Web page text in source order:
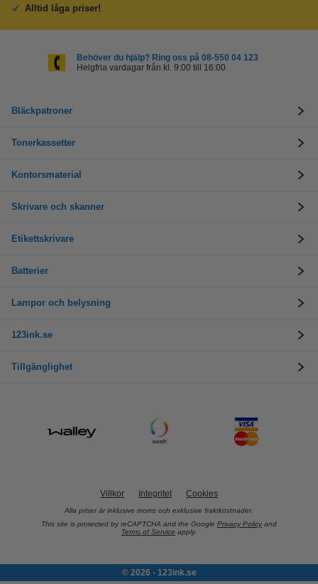
Alltid låga priser!
Behöver du hjälp? Ring oss på 08-550 04 123
Helgfria vardagar från kl. 9:00 till 16:00
Bläckpatroner
Tonerkassetter
Kontorsmaterial
Skrivare och skanner
Etikettskrivare
Batterier
Lampor och belysning
123ink.se
Tillgänglighet
Villkor Integritet Cookies
Alla priser är inklusive moms och exklusive fraktkostnader.
This site is protected by reCAPTCHA and the Google Privacy Policy and
Terms of Service apply.
© 2026 - 123ink.se